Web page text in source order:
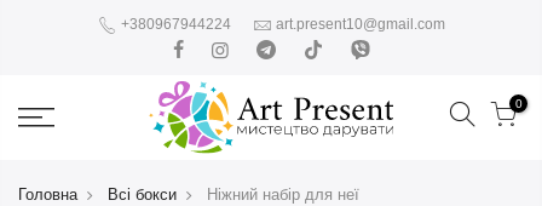
+380967944224 art.present10@gmail.com
0
Головна Всі бокси Ніжний набір для неї